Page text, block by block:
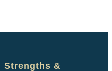
Strengths &